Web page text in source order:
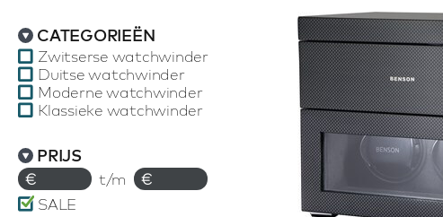
CATEGORIEËN
Zwitserse watchwinder
Duitse watchwinder
Moderne watchwinder
Klassieke watchwinder
PRIJS
€ t/m
€
SALE